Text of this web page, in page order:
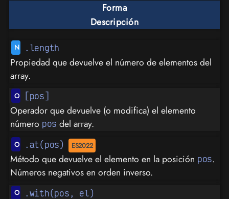
Forma
Descripción
.length
Propiedad que devuelve el número de elementos del
array.
[pos]
Operador que devuelve (o modifica) el elemento
número pos del array.
.at(pos)
Método que devuelve el elemento en la posición pos.
Números negativos en orden inverso.
.with(pos, el)